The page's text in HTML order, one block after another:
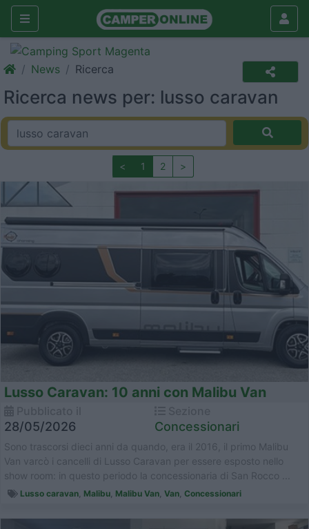
News Ricerca
Ricerca news per: lusso caravan
< 1 2 >
Lusso Caravan: 10 anni con Malibu Van
28/05/2026 Concessionari
Sono trascorsi dieci anni da quando, era il 2016, il primo Malibu
Van varcò i cancelli di Lusso Caravan per essere esposto nello
show room: in questo periodo la concessionaria di San Rocco ...
Lusso caravan Malibu Malibu Van Van Concessionari